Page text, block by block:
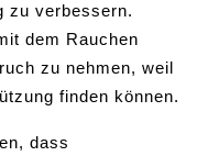
zu verbessern.
dem Rauchen
zu nehmen, weil
finden können.
dass